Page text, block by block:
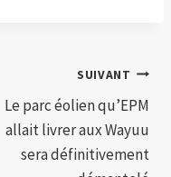
SUIVANT
Le parc éolien qu’EPM
allait livrer aux Wayuu
sera définitivement